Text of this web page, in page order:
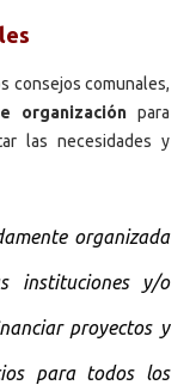
consejos comunales,
organización para
las necesidades y
organizada
instituciones y/o
proyectos y
para todos los